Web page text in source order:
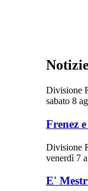
Notizie
Divisione
sabato 8
Frenez
Divisione
venerdì 7
E'